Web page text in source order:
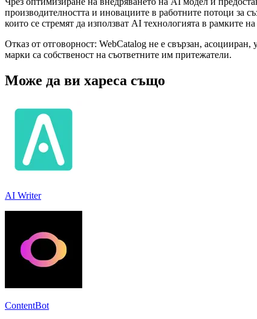
производителността и иновациите в работните потоци за
които се стремят да използват AI технологията в рамките
Отказ от отговорност: WebCatalog не е свързан,
марки са собственост на съответните им притежатели.
Може да ви хареса също
AI Writer
ContentBot